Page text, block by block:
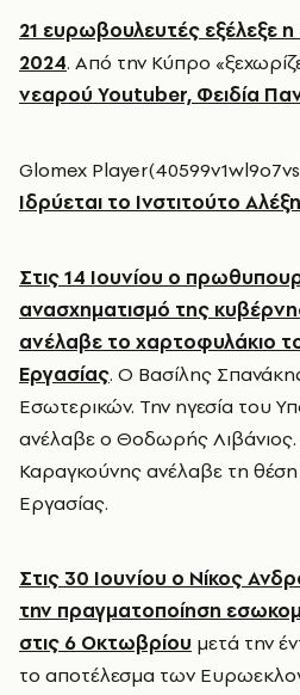
21 ευρωβουλευτές εξέλεξε η
2024. Από την Κύπρο
νεαρού Youtuber, Φειδία
Glomex
Ιδρύεται το Ινστιτούτο
Στις 14 Ιουνίου ο
ανασχηματισμό της
ανέλαβε το χαρτοφυλάκιο
Εργασίας. Ο Βασίλης
Εσωτερικών. Την ηγεσία του
ανέλαβε ο Θοδωρής
Καραγκούνης ανέλαβε τη
Εργασίας.
Στις 30 Ιουνίου ο Νίκος
την πραγματοποίηση
στις 6 Οκτωβρίου μετά την
το αποτέλεσμα των